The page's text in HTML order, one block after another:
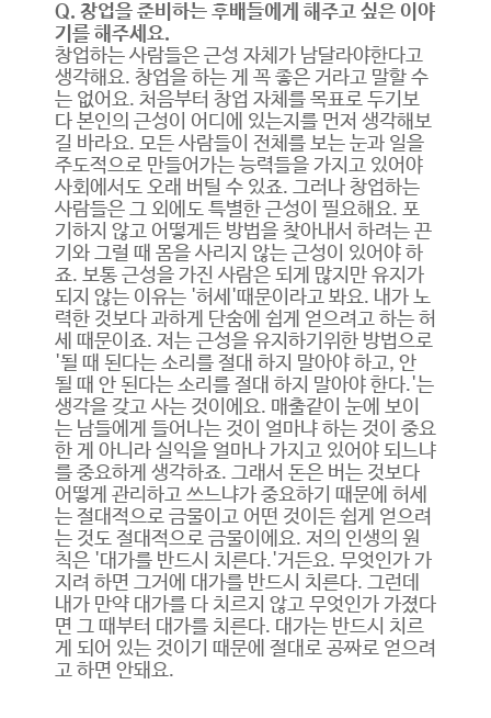
Q. 창업을 준비하는 후배들에게 해주고 싶은 이야
기를 해주세요.
창업하는 사람들은 근성 자체가 남달라야한다고
생각해요. 창업을 하는 게 꼭 좋은 거라고 말할 수
는 없어요. 처음부터 창업 자체를 목표로 두기보
다 본인의 근성이 어디에 있는지를 먼저 생각해보
길 바라요. 모든 사람들이 전체를 보는 눈과 일을
주도적으로 만들어가는 능력들을 가지고 있어야
사회에서도 오래 버틸 수 있죠. 그러나 창업하는
사람들은 그 외에도 특별한 근성이 필요해요. 포
기하지 않고 어떻게든 방법을 찾아내서 하려는 끈
기와 그럴 때 몸을 사리지 않는 근성이 있어야 하
죠. 보통 근성을 가진 사람은 되게 많지만 유지가
되지 않는 이유는 '허세'때문이라고 봐요. 내가 노
력한 것보다 과하게 단숨에 쉽게 얻으려고 하는 허
세 때문이죠. 저는 근성을 유지하기위한 방법으로
'될 때 된다는 소리를 절대 하지 말아야 하고, 안
될 때 안 된다는 소리를 절대 하지 말아야 한다.'는
생각을 갖고 사는 것이에요. 매출같이 눈에 보이
는 남들에게 들어나는 것이 얼마냐 하는 것이 중요
한 게 아니라 실익을 얼마나 가지고 있어야 되느냐
를 중요하게 생각하죠. 그래서 돈은 버는 것보다
어떻게 관리하고 쓰느냐가 중요하기 때문에 허세
는 절대적으로 금물이고 어떤 것이든 쉽게 얻으려
는 것도 절대적으로 금물이에요. 저의 인생의 원
칙은 '대가를 반드시 치른다.'거든요. 무엇인가 가
지려 하면 그거에 대가를 반드시 치른다. 그런데
내가 만약 대가를 다 치르지 않고 무엇인가 가졌다
면 그 때부터 대가를 치른다. 대가는 반드시 치르
게 되어 있는 것이기 때문에 절대로 공짜로 얻으려
고 하면 안돼요.